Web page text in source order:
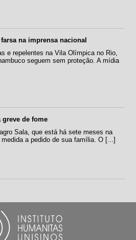
na imprensa nacional
e repelentes na Vila Olímpica no Rio,
seguem sem proteção. A mídia
greve de fome
Sala, que está há sete meses na
a pedido de sua família. O [...]